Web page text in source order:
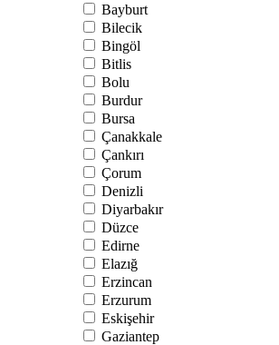
Bayburt
Bilecik
Bingöl
Bitlis
Bolu
Burdur
Bursa
Çanakkale
Çankırı
Çorum
Denizli
Diyarbakır
Düzce
Edirne
Elazığ
Erzincan
Erzurum
Eskişehir
Gaziantep